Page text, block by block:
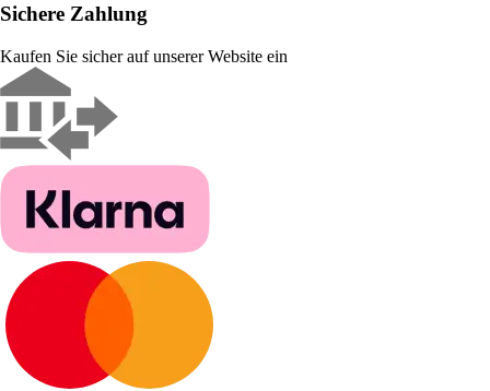
Sichere Zahlung
Kaufen Sie sicher auf unserer Website ein